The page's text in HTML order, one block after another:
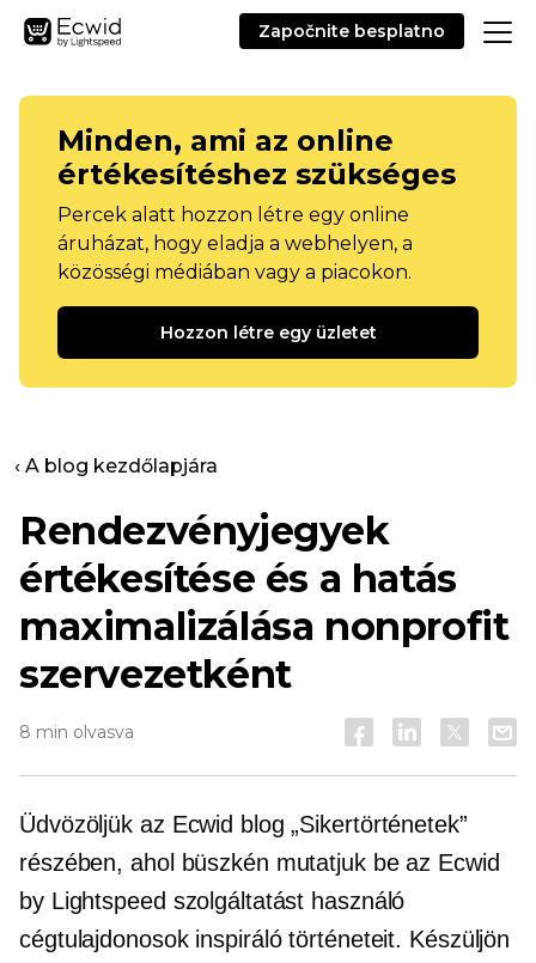
Započnite besplatno
Minden, ami az online
értékesítéshez szükséges
Percek alatt hozzon létre egy online
áruházat, hogy eladja a webhelyen, a
közösségi médiában vagy a piacokon.
Hozzon létre egy üzletet
‹ A blog kezdőlapjára
Rendezvényjegyek
értékesítése és a hatás
maximalizálása nonprofit
szervezetként
8 min olvasva
Üdvözöljük az Ecwid blog „Sikertörténetek”
részében, ahol büszkén mutatjuk be az Ecwid
by Lightspeed szolgáltatást használó
cégtulajdonosok inspiráló történeteit. Készüljön